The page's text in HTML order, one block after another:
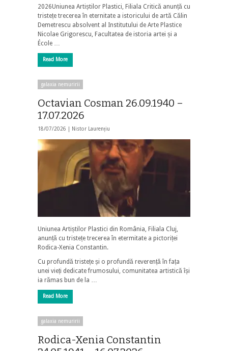
2026Uniunea Artiștilor Plastici, Filiala Critică anunță cu
tristețe trecerea în eternitate a istoricului de artă Călin
Demetrescu absolvent al Institutului de Arte Plastice
Nicolae Grigorescu, Facultatea de istoria artei și a
École …
Read More
galaxia nemuririi
Octavian Cosman 26.09.1940 –
17.07.2026
18/07/2026 | Nistor Laurențiu
Uniunea Artiștilor Plastici din România, Filiala Cluj,
anunță cu tristețe trecerea în etermitate a pictoriței
Rodica-Xenia Constantin.
Cu profundă tristețe și o profundă reverență în fața
unei vieți dedicate frumosului, comunitatea artistică își
ia rămas bun de la …
Read More
galaxia nemuririi
Rodica-Xenia Constantin